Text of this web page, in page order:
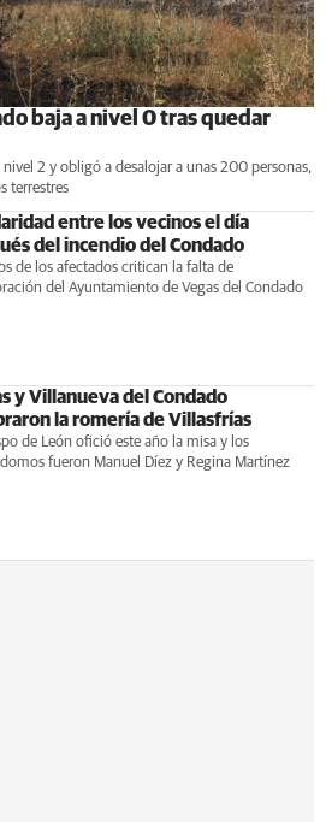
baja a nivel 0 tras quedar
2 y obligó a desalojar a unas 200 personas,
terrestres
entre los vecinos el día
del incendio del Condado
de los afectados critican la falta de
del Ayuntamiento de Vegas del Condado
y Villanueva del Condado
la romería de Villasfrías
de León ofició este año la misa y los
fueron Manuel Díez y Regina Martínez